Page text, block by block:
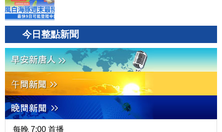
今日整點新聞
每晚 7:00 首播